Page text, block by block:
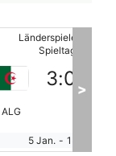
Länderspiele 2022
Spieltag 1
RWA
-:-
Begegnung
>